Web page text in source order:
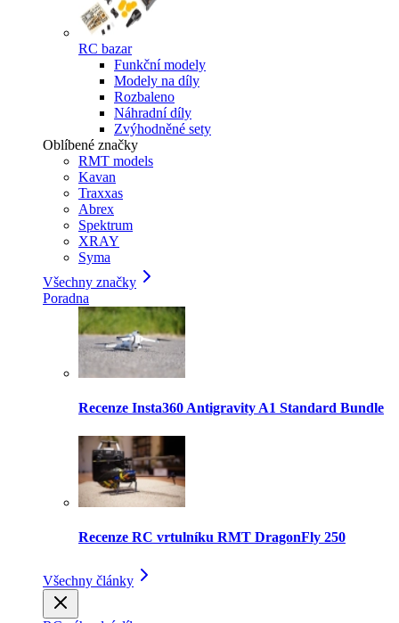
RC bazar
Funkční modely
Modely na díly
Rozbaleno
Náhradní díly
Zvýhodněné sety
Oblíbené značky
RMT models
Kavan
Traxxas
Abrex
Spektrum
XRAY
Syma
Všechny značky
Poradna
Recenze Insta360 Antigravity A1 Standard Bundle
Recenze RC vrtulníku RMT DragonFly 250
Všechny články